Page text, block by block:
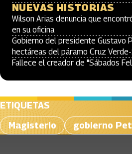
NUEVAS HISTORIAS
Wilson Arias denuncia que
en su oficina
Gobierno del presidente Gustavo
hectáreas del páramo Cruz
Fallece el creador de "Sábados
ETIQUETAS
Magisterio
gobierno